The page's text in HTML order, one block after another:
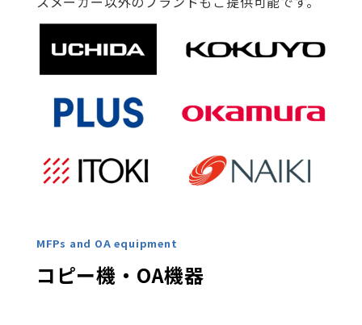
MFPs and OA equipment
コピー機・OA機器